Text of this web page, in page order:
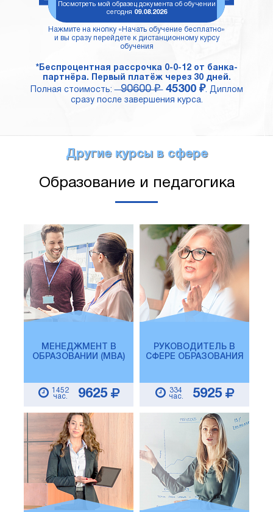
Посмотреть мой образец документа об обучении
сегодня 09.08.2026
Нажмите на кнопку «Начать обучение бесплатно»
и вы сразу перейдете к дистанционному курсу
обучения
*Беспроцентная рассрочка 0-0-12 от банка-
партнёра. Первый платёж через 30 дней.
Полная стоимость:90600 ₽ 45300 ₽. Диплом
сразу после завершения курса.
Другие курсы в сфере
Образование и педагогика
МЕНЕДЖМЕНТ В
ОБРАЗОВАНИИ (MBA)
1452
час.
9625
РУКОВОДИТЕЛЬ В
СФЕРЕ ОБРАЗОВАНИЯ
334
час.
5925